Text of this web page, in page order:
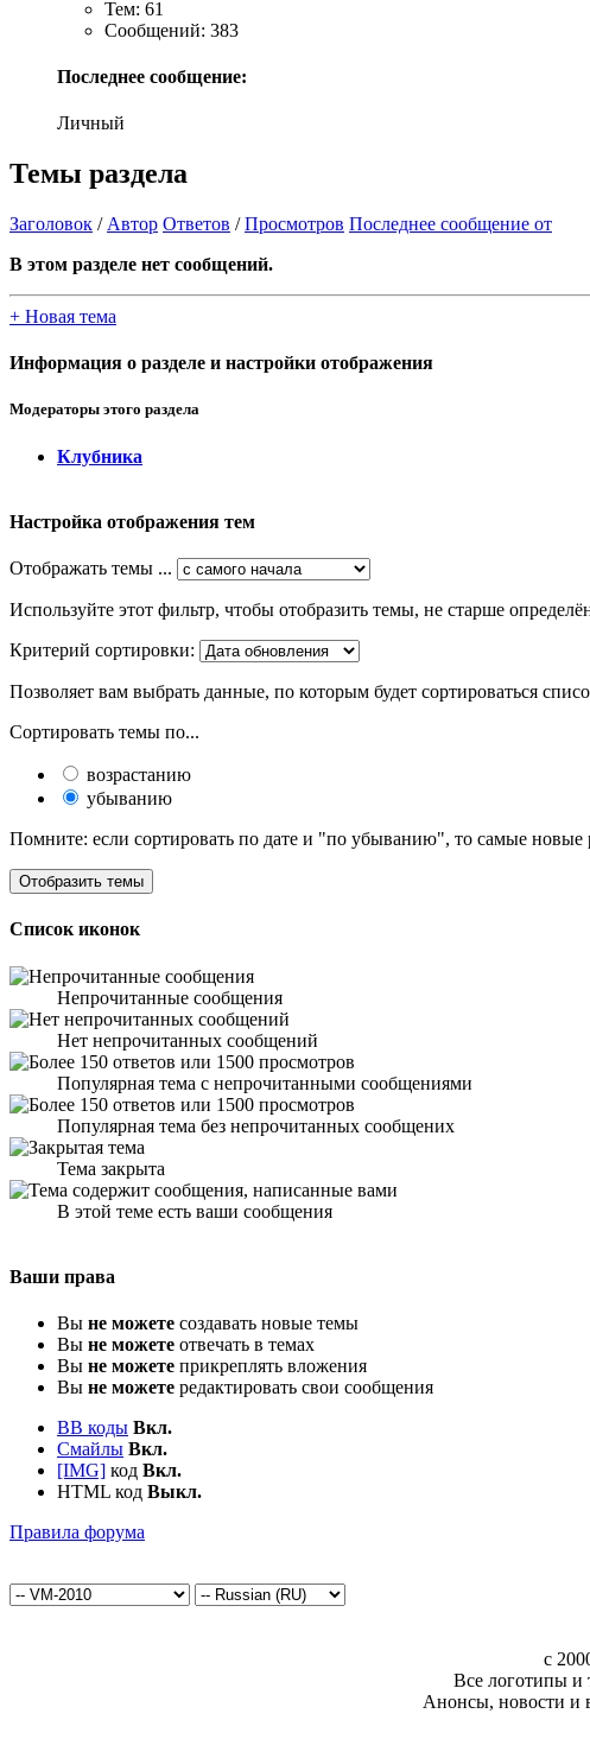
Тем: 61
Сообщений: 383
Последнее сообщение:
Личный
Темы раздела
Заголовок / Автор Ответов /Просмотров Последнее сообщение от
В этом разделе нет сообщений.
+ Новая тема
Информация о разделе и настройки отображения
Модераторы этого раздела
Клубника
Настройка отображения тем
Отображать темы ...
Используйте этот фильтр, чтобы отобразить темы, не старше
Критерий сортировки:
Позволяет вам выбрать данные, по которым будет сортироваться
Сортировать темы по...
возрастанию
убыванию
Помните: если сортировать по дате и "по убыванию", то самые новые
Список иконок
Непрочитанные сообщения
Нет непрочитанных сообщений
Популярная тема с непрочитанными сообщениями
Популярная тема без непрочитанных сообщених
Тема закрыта
В этой теме есть ваши сообщения
Ваши права
Вы не можете создавать новые темы
Вы не можете отвечать в темах
Вы не можете прикреплять вложения
Вы не можете редактировать свои сообщения
BB коды Вкл.
Смайлы Вкл.
[IMG] код Вкл.
HTML код Выкл.
Правила форума
c
Все логотипы и
Анонсы, новости и